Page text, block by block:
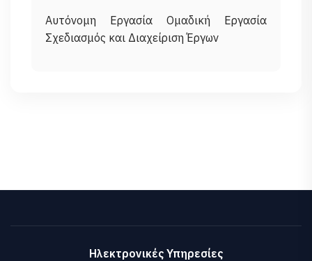
Αυτόνομη Εργασία Ομαδική Εργασία
Ηλεκτρονικές Υπηρεσίες